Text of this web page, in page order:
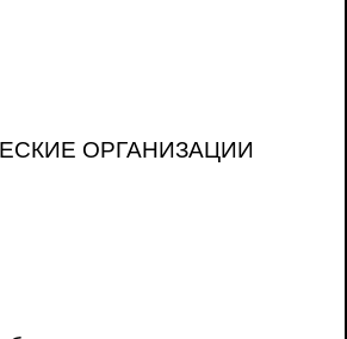
ОРГАНИЗАЦИИ